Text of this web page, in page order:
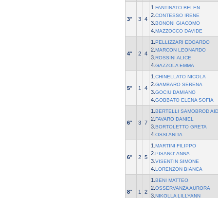
3° 3 4
1. FANTINATO BELEN
2. CONTESSO IRENE
3. BONONI GIACOMO
4. MAZZOCCO DAVIDE
4° 2 4
1. PELLIZZARI EDOARDO
2. MARCON LEONARDO
3. ROSSINI ALICE
4. GAZZOLA EMMA
5° 1 4
1. CHINELLATO NICOLA
2. GAMBARO SERENA
3. GOCIU DAMIANO
4. GOBBATO ELENA SOFIA
6° 3 7
1. BERTELLI SAMOBROD
2. FAVARO DANIEL
3. BORTOLETTO GRETA
4. OSSI ANITA
6° 2 5
1. MARTINI FILIPPO
2. PISANO' ANNA
3. VISENTIN SIMONE
4. LORENZON BIANCA
8° 1 2
1. BENI MATTEO
2. OSSERVANZA AURORA
3. NIKOLLA LILLYANN